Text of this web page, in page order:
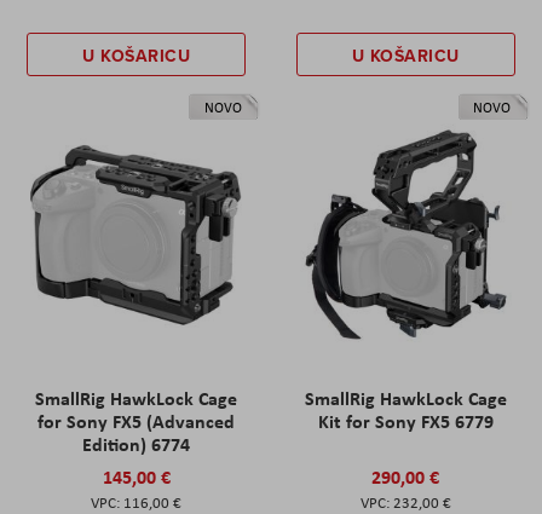
U KOŠARICU U KOŠARICU
NOVO
SmallRig HawkLock Cage
for Sony FX5 (Advanced
Edition) 6774
145,00 €
116,00 €
NOVO
SmallRig HawkLock Cage
Kit for Sony FX5 6779
290,00 €
232,00 €